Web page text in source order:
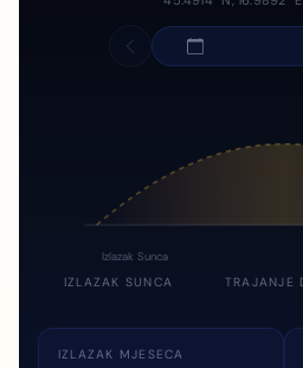
Izlazak Sunca
IZLAZAK SUNCA TRAJANJE
IZLAZAK MJESECA